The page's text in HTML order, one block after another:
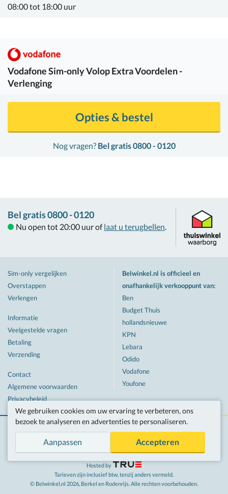
08:00 tot 18:00 uur
VodafoneSim-only Volop Extra Voordelen -
Verlenging
Nog vragen? Bel gratis 0800 - 0120
Opties & bestel
Bel gratis 0800 - 0120
Nu open tot 20:00 uur of laat u terugbellen.
Sim-only vergelijken
Overstappen
Verlengen
Informatie
Veelgestelde vragen
Betaling
Verzending
Contact
Algemene voorwaarden
Privacybeleid
Belwinkel.nl is officieel en
onafhankelijk verkooppunt van:
Ben
Budget Thuis
hollandsnieuwe
KPN
Lebara
Odido
Vodafone
Youfone
Twitter
Hosted by
Tarieven zijn inclusief btw, tenzij anders vermeld.
© Belwinkel.nl 2026, Berkel en Rodenrijs.Alle rechten voorbehouden.
We gebruiken cookies om uw ervaring te verbeteren, ons
bezoek te analyseren en advertenties te personaliseren.
Aanpassen Accepteren